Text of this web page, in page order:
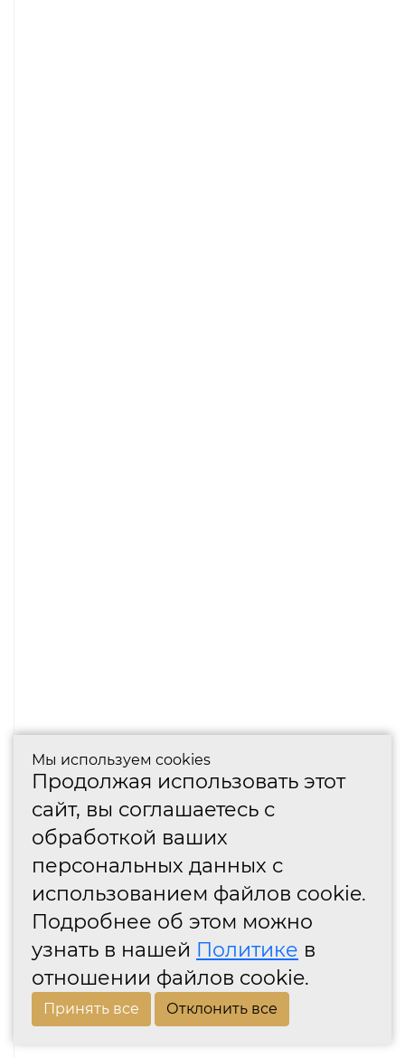
Мы используем cookies
Продолжая использовать этот
сайт, вы соглашаетесь с
обработкой ваших
персональных данных с
использованием файлов cookie.
Подробнее об этом можно
узнать в нашей Политике в
отношении файлов cookie.
Принять все Отклонить все